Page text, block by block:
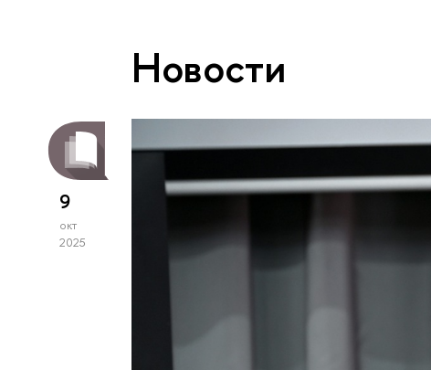
Новости
9
окт
2025